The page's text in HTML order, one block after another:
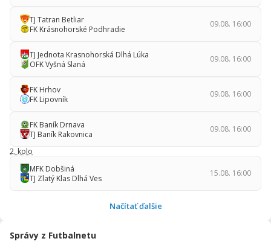
TJ Tatran Betliar
FK Krásnohorské Podhradie
09.08. 16:00
TJ Jednota Krasnohorská Dlhá Lúka
OFK Vyšná Slaná
09.08. 16:00
FK Hrhov
FK Lipovník
09.08. 16:00
FK Baník Drnava
TJ Baník Rakovnica
09.08. 16:00
2. kolo
MFK Dobšiná
TJ Zlatý Klas Dlhá Ves
15.08. 16:00
Načítať ďalšie
Správy z Futbalnetu